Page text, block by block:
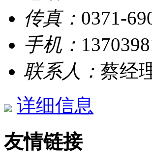
传真： 0371-
手机：
联系人： 蔡经
详细信息
友情链接